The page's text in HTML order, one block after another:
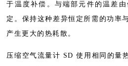
于温度补偿。与端部元件的温差
定。保持这种差异恒定所需的功率
产生更大的热耗散。
压缩空气流量计 SD 使用相同的量